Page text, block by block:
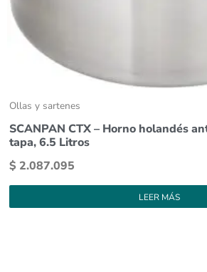
Ollas y sartenes
SCANPAN CTX – Horno holandés
tapa, 6.5 Litros
$ 2.087.095
LEER MÁS